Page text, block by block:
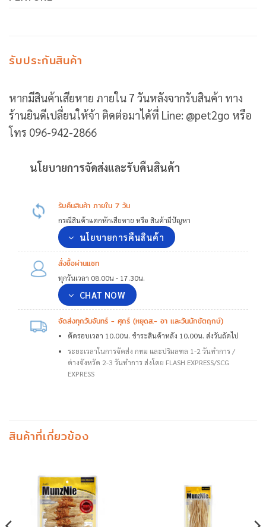
รับประกันสินค้า
หากมีสินค้าเสียหาย ภายใน 7 วันหลังจากรับสินค้า ทาง
ร้านยินดีเปลี่ยนให้จ้า ติดต่อมาได้ที่ Line: @pet2go หรือ
โทร 096-942-2866
นโยบายการจัดส่งและรับคืนสินค้า
รับคืนสินค้า ภายใน 7 วัน
กรณีสินค้าแตกหักเสียหาย หรือ สินค้ามีปัญหา
นโยบายการคืนสินค้า
สั่งซื้อผ่านแชท
ทุกวันเวลา 08.00น - 17.30น.
CHAT NOW
จัดส่งทุกวันจันทร์ - ศุกร์ (หยุดส.- อา และวันนักขัตฤกษ์)
ตัดรอบเวลา 10.00น. ชำระสินค้าหลัง 10.00น. ส่งวันถัดไป
ระยะเวลาในการจัดส่ง กทม และปริมลฑล 1-2 วันทำการ /
ต่างจังหวัด 2-3 วันทำการ ส่งโดย FLASH EXPRESS/SCG
EXPRESS
สินค้าที่เกี่ยวข้อง